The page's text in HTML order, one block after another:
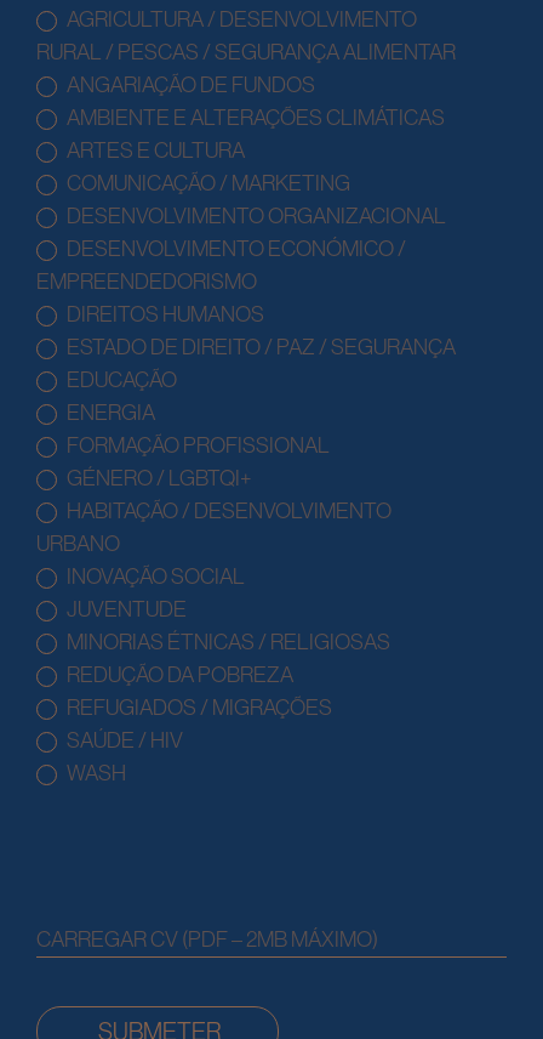
AGRICULTURA / DESENVOLVIMENTO
RURAL / PESCAS / SEGURANÇA ALIMENTAR
ANGARIAÇÃO DE FUNDOS
AMBIENTE E ALTERAÇÕES CLIMÁTICAS
ARTES E CULTURA
COMUNICAÇÃO / MARKETING
DESENVOLVIMENTO ORGANIZACIONAL
DESENVOLVIMENTO ECONÓMICO /
EMPREENDEDORISMO
DIREITOS HUMANOS
ESTADO DE DIREITO / PAZ / SEGURANÇA
EDUCAÇÃO
ENERGIA
FORMAÇÃO PROFISSIONAL
GÉNERO / LGBTQI+
HABITAÇÃO / DESENVOLVIMENTO
URBANO
INOVAÇÃO SOCIAL
JUVENTUDE
MINORIAS ÉTNICAS / RELIGIOSAS
REDUÇÃO DA POBREZA
REFUGIADOS / MIGRAÇÕES
SAÚDE / HIV
WASH
CARREGAR CV (PDF – 2MB MÁXIMO)
SUBMETER